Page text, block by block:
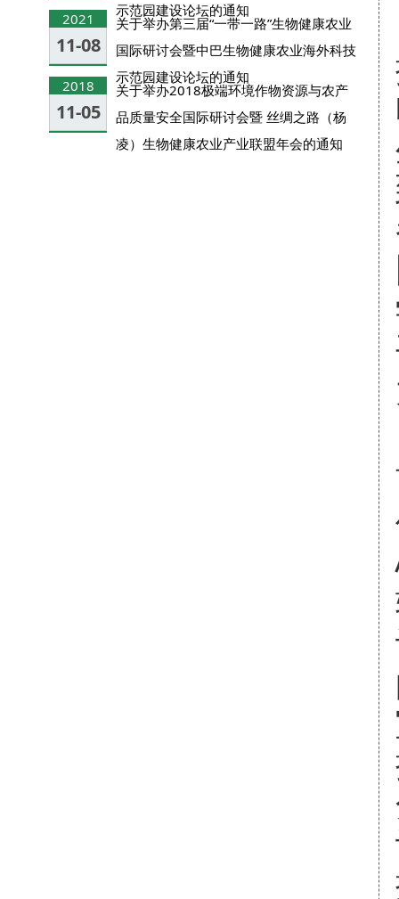
示范园建设论坛的通知
2021
11-08
关于举办第三届“一带一路”生物健康农业
国际研讨会暨中巴生物健康农业海外科技
示范园建设论坛的通知
2018
11-05
关于举办2018极端环境作物资源与农产
品质量安全国际研讨会暨 丝绸之路（杨
凌）生物健康农业产业联盟年会的通知